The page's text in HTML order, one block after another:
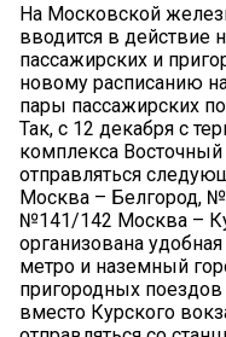
На Московской
вводится в
пассажирских и
новому расписанию
пары пассажирских
Так, с 12 декабря с
комплекса
отправляться
Москва – Белгород,
№141/142 Москва –
организована
метро и наземный
пригородных
вместо Курского